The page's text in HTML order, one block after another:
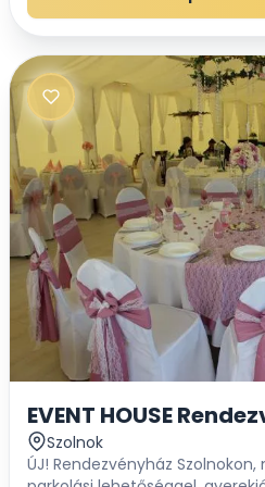
EVENT HOUSE
Szolnok
ÚJ! Rendezvényház